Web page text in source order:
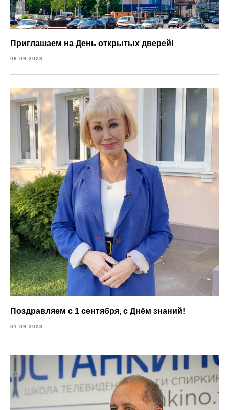
Приглашаем на День открытых дверей!
06.09.2023
Поздравляем с 1 сентября, с Днём знаний!
01.09.2023